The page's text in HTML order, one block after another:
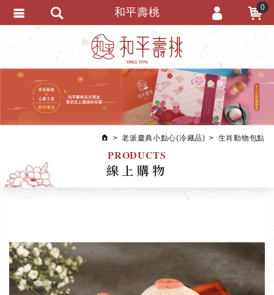
老派慶典小點心(冷藏品) 生肖動物包點
PRODUCTS
線上購物
和平壽桃 0
會員登入
會員註冊
忘記密碼
訂單查詢
追蹤清單
匯款通知
繁體中文